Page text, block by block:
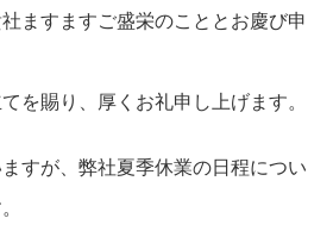
ますますご盛栄のこととお慶び申
を賜り、厚くお礼申し上げます。
すが、弊社夏季休業の日程につい